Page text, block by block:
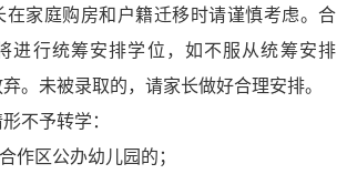
在家庭购房和户籍迁移时请谨慎考虑。合
进行统筹安排学位，如不服从统筹安排
。未被录取的，请家长做好合理安排。
予转学：
区公办幼儿园的；